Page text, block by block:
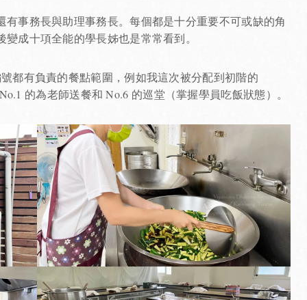
事務長與助理事務長。每個都是十分重要不可或缺的角
成十項全能的學長姊也是常常看到。
都有負責的餐點範圍，例如我這次被分配到初階的
的為老師送餐和 No.6 的巡堂（掌握學員吃飯狀態）。